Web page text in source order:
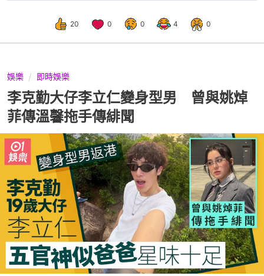
20 0 0 4 0
娛樂 即時娛樂
李克勤大仔李立仁變身型男 曾與姚焯
菲傳溫馨拖手傳緋聞